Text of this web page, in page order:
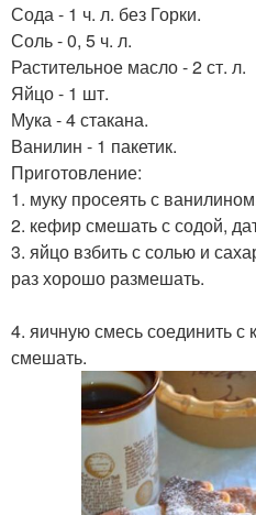
Сода - 1 ч. л. без Горки.
Соль - 0, 5 ч. л.
Растительное масло - 2 ст. л.
Яйцо - 1 шт.
Мука - 4 стакана.
Ванилин - 1 пакетик.
Приготовление:
1. муку просеять с
2. кефир смешать с содой,
3. яйцо взбить с солью и
раз хорошо размешать.
4. яичную смесь соединить с
смешать.